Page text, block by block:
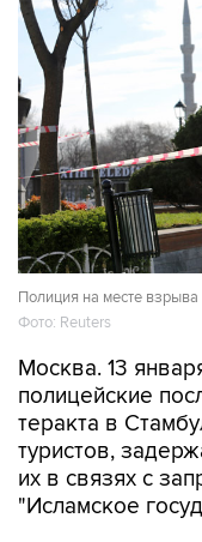
Полиция на месте
Фото: Reuters
Москва. 13
полицейские
теракта в
туристов,
их в связях с
"Исламское